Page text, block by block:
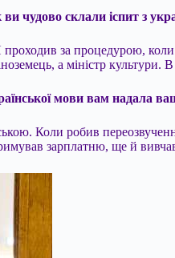
чудово склали іспит з
проходив за процедурою,
а міністр
мови вам надала
Коли робив
зарплатню, ще й вивчав